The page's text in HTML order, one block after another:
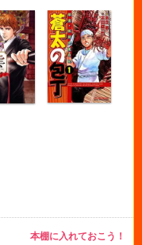
本棚に入れておこう！